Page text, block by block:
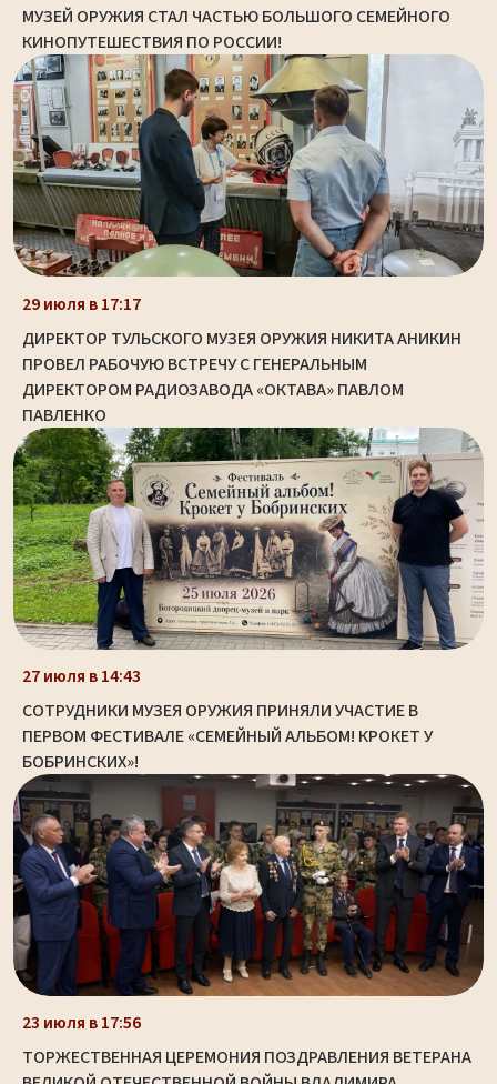
МУЗЕЙ ОРУЖИЯ СТАЛ ЧАСТЬЮ БОЛЬШОГО СЕМЕЙНОГО
КИНОПУТЕШЕСТВИЯ ПО РОССИИ!
29 июля в 17:17
ДИРЕКТОР ТУЛЬСКОГО МУЗЕЯ ОРУЖИЯ НИКИТА АНИКИН
ПРОВЕЛ РАБОЧУЮ ВСТРЕЧУ С ГЕНЕРАЛЬНЫМ
ДИРЕКТОРОМ РАДИОЗАВОДА «ОКТАВА» ПАВЛОМ
ПАВЛЕНКО
27 июля в 14:43
СОТРУДНИКИ МУЗЕЯ ОРУЖИЯ ПРИНЯЛИ УЧАСТИЕ В
ПЕРВОМ ФЕСТИВАЛЕ «СЕМЕЙНЫЙ АЛЬБОМ! КРОКЕТ У
БОБРИНСКИХ»!
23 июля в 17:56
ТОРЖЕСТВЕННАЯ ЦЕРЕМОНИЯ ПОЗДРАВЛЕНИЯ ВЕТЕРАНА